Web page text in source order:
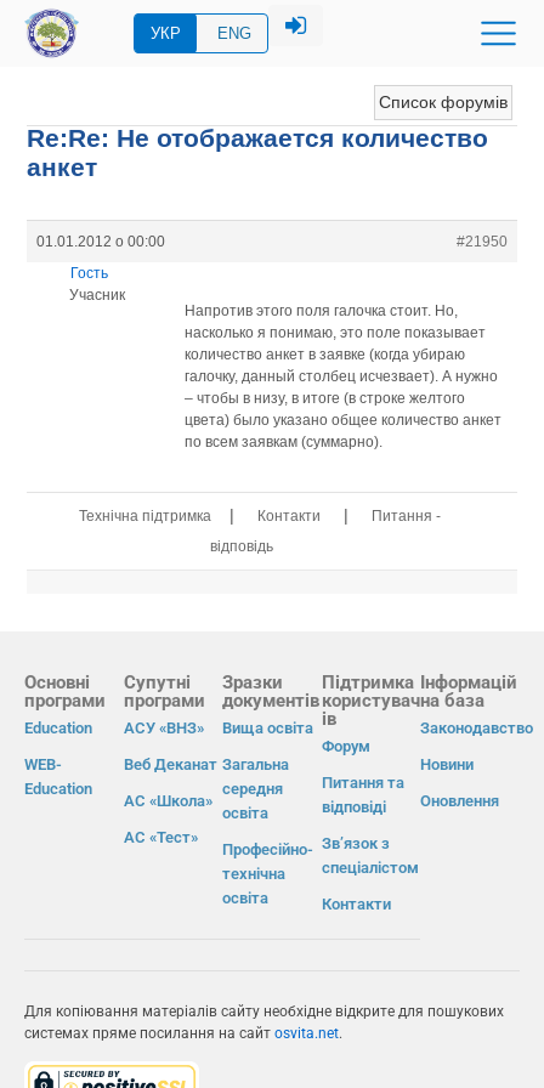
УКР ENG
Список форумів
Re:Re: Не отображается количество
анкет
01.01.2012 о 00:00
#21950
Гость
Учасник
Напротив этого поля галочка стоит. Но,
насколько я понимаю, это поле показывает
количество анкет в заявке (когда убираю
галочку, данный столбец исчезвает). А нужно
– чтобы в низу, в итоге (в строке желтого
цвета) было указано общее количество анкет
по всем заявкам (суммарно).
Технічна підтримка | Контакти |
Питання -
відповідь
Основні
програми
Education
WEB-
Education
Супутні
програми
АСУ «ВНЗ»
Веб Деканат
АС «Школа»
АС «Тест»
Зразки
документів
Вища освіта
Загальна
середня
освіта
Професійно-
технічна
освіта
Підтримка
користувач
ів
Форум
Питання та
відповіді
Зв’язок з
спеціалістом
Контакти
Інформацій
на база
Законодавство
Новини
Оновлення
Для копіювання матеріалів сайту необхідне відкрите для пошукових
системах пряме посилання на сайт osvita.net.